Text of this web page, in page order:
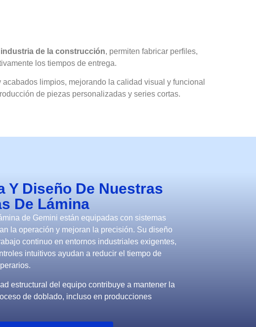
industria de la construcción, permiten fabricar perfiles,
los tiempos de entrega.
limpios, mejorando la calidad visual y funcional
de piezas personalizadas y series cortas.
Y Diseño De Nuestras
De Lámina
de Gemini están equipadas con sistemas
la operación y mejoran la precisión. Su diseño
continuo en entornos industriales exigentes,
intuitivos ayudan a reducir el tiempo de
estructural del equipo contribuye a mantener la
de doblado, incluso en producciones